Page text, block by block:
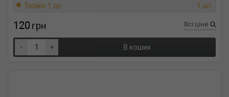
Термін 1 дн. 1 шт.
120 грн Всі ціни
- + В кошик